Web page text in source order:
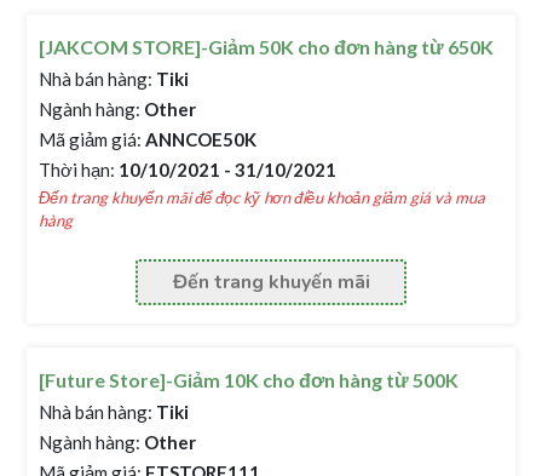
[JAKCOM STORE]-Giảm 50K cho đơn hàng từ 650K
Nhà bán hàng: Tiki
Ngành hàng: Other
Mã giảm giá: ANNCOE50K
Thời hạn: 10/10/2021 - 31/10/2021
Đến trang khuyến mãi để đọc kỹ hơn điều khoản giảm giá và mua
hàng
Đến trang khuyến mãi
[Future Store]-Giảm 10K cho đơn hàng từ 500K
Nhà bán hàng: Tiki
Ngành hàng: Other